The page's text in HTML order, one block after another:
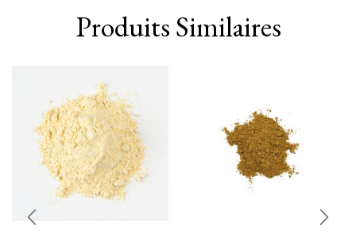
Produits Similaires